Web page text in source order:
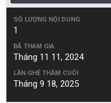
SỐ LƯỢNG NỘI DUNG
1
ĐÃ THAM GIA
Tháng 11 11, 2024
LẦN GHÉ THĂM CUỐI
Tháng 9 18, 2025